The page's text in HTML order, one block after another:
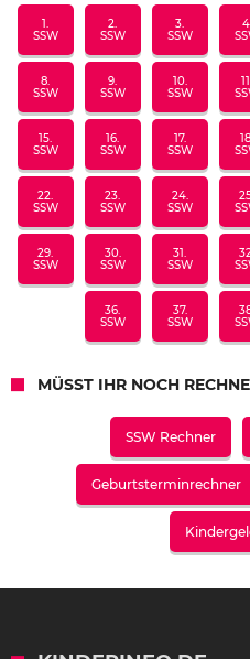
1.
SSW
2.
SSW
3.
SSW
8.
SSW
9.
SSW
10.
SSW
15.
SSW
16.
SSW
17.
SSW
22.
SSW
23.
SSW
24.
SSW
29.
SSW
30.
SSW
31.
SSW
36.
SSW
37.
SSW
MÜSST IHR NOCH
SSW Rechner
Geburtsterminrechner